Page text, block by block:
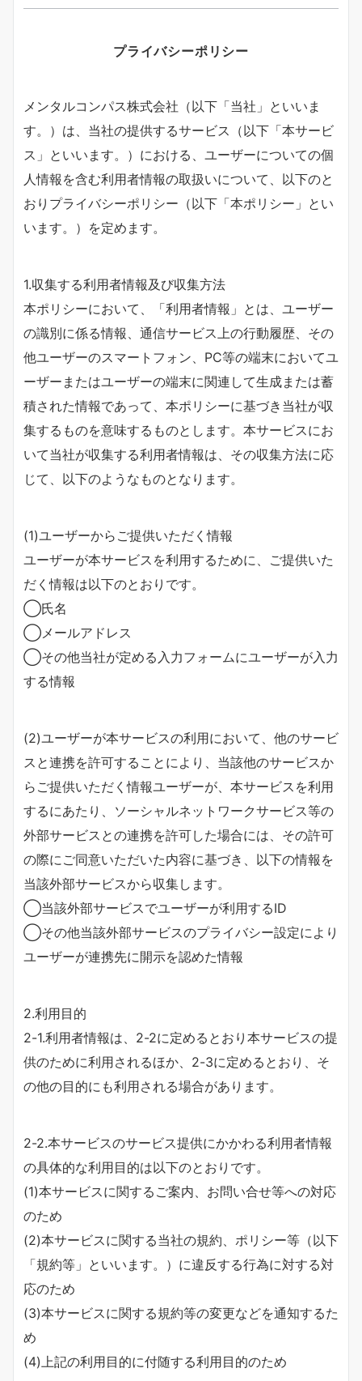
プライバシーポリシー
メンタルコンパス株式会社（以下「当社」といいま
す。）は、当社の提供するサービス（以下「本サービ
ス」といいます。）における、ユーザーについての個
人情報を含む利用者情報の取扱いについて、以下のと
おりプライバシーポリシー（以下「本ポリシー」とい
います。）を定めます。
1.収集する利用者情報及び収集方法
本ポリシーにおいて、「利用者情報」とは、ユーザー
の識別に係る情報、通信サービス上の行動履歴、その
他ユーザーのスマートフォン、PC等の端末においてユ
ーザーまたはユーザーの端末に関連して生成または蓄
積された情報であって、本ポリシーに基づき当社が収
集するものを意味するものとします。本サービスにお
いて当社が収集する利用者情報は、その収集方法に応
じて、以下のようなものとなります。
(1)ユーザーからご提供いただく情報
ユーザーが本サービスを利用するために、ご提供いた
だく情報は以下のとおりです。
◯氏名
◯メールアドレス
◯その他当社が定める入力フォームにユーザーが入力
する情報
(2)ユーザーが本サービスの利用において、他のサービ
スと連携を許可することにより、当該他のサービスか
らご提供いただく情報ユーザーが、本サービスを利用
するにあたり、ソーシャルネットワークサービス等の
外部サービスとの連携を許可した場合には、その許可
の際にご同意いただいた内容に基づき、以下の情報を
当該外部サービスから収集します。
◯当該外部サービスでユーザーが利用するID
◯その他当該外部サービスのプライバシー設定により
ユーザーが連携先に開示を認めた情報
2.利用目的
2-1.利用者情報は、2-2に定めるとおり本サービスの提
供のために利用されるほか、2-3に定めるとおり、そ
の他の目的にも利用される場合があります。
2-2.本サービスのサービス提供にかかわる利用者情報
の具体的な利用目的は以下のとおりです。
(1)本サービスに関するご案内、お問い合せ等への対応
のため
(2)本サービスに関する当社の規約、ポリシー等（以下
「規約等」といいます。）に違反する行為に対する対
応のため
(3)本サービスに関する規約等の変更などを通知するた
め
(4)上記の利用目的に付随する利用目的のため